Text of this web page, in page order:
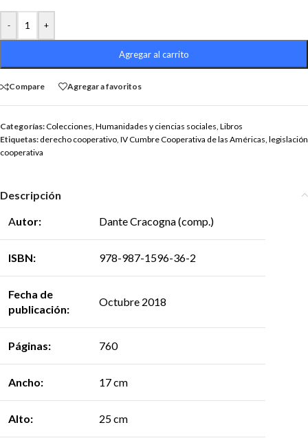
- +
Agregar al carrito
Compare Agregar a favoritos
Categorías:Colecciones Humanidades y ciencias sociales Libros
Etiquetas: derecho cooperativo IV Cumbre Cooperativa de las Américas legislación
cooperativa
Descripción
Autor: Dante Cracogna (comp.)
ISBN: 978-987-1596-36-2
Fecha de
publicación:
Octubre 2018
Páginas: 760
Ancho: 17 cm
Alto: 25 cm